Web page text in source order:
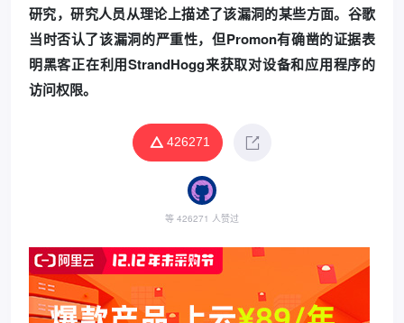
研究，研究人员从理论上描述了该漏洞的某些方面。 谷歌
当时否认了该漏洞的严重性，但Promon有确凿的证据表
明黑客正在利用StrandHogg来获取对设备和应用程序的
访问权限。
426271
等 426271 人赞过